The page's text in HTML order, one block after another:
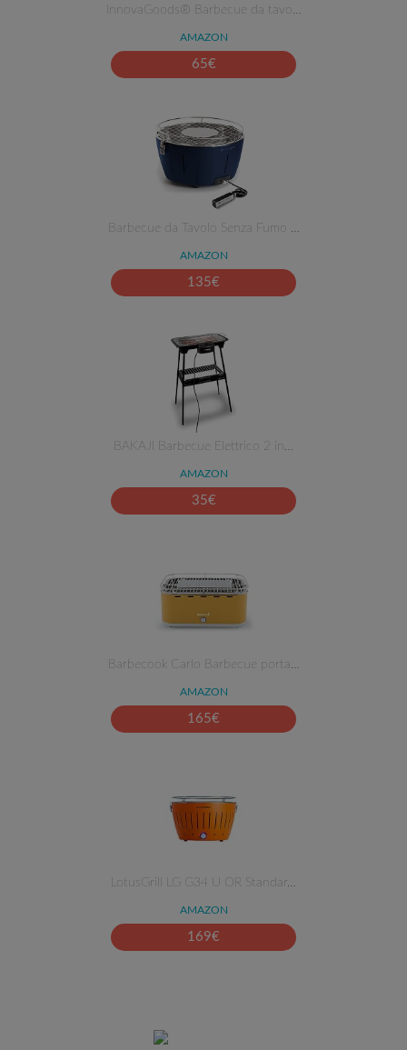
InnovaGoods® Barbecue da tavo…
AMAZON
65€
Barbecue da Tavolo Senza Fumo …
AMAZON
135€
BAKAJI Barbecue Elettrico 2 in…
AMAZON
35€
Barbecook Carlo Barbecue porta…
AMAZON
165€
LotusGrill LG G34 U OR Standar…
AMAZON
169€